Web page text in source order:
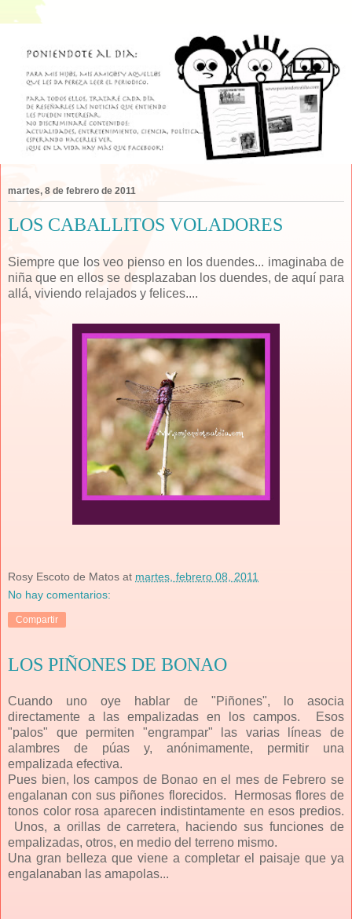
martes, 8 de febrero de 2011
LOS CABALLITOS VOLADORES
Siempre que los veo pienso en los duendes... imaginaba de
niña que en ellos se desplazaban los duendes, de aquí para
allá, viviendo relajados y felices....
Rosy Escoto de Matos at martes, febrero 08, 2011
No hay comentarios:
Compartir
LOS PIÑONES DE BONAO
Cuando uno oye hablar de "Piñones", lo asocia
directamente a las empalizadas en los campos. Esos
"palos" que permiten "engrampar" las varias líneas de
alambres de púas y, anónimamente, permitir una
empalizada efectiva.
Pues bien, los campos de Bonao en el mes de Febrero se
engalanan con sus piñones florecidos. Hermosas flores de
tonos color rosa aparecen indistintamente en esos predios.
Unos, a orillas de carretera, haciendo sus funciones de
empalizadas, otros, en medio del terreno mismo.
Una gran belleza que viene a completar el paisaje que ya
engalanaban las amapolas...